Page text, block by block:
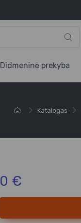
Didmeninė prekyba
Katalogas
0 €